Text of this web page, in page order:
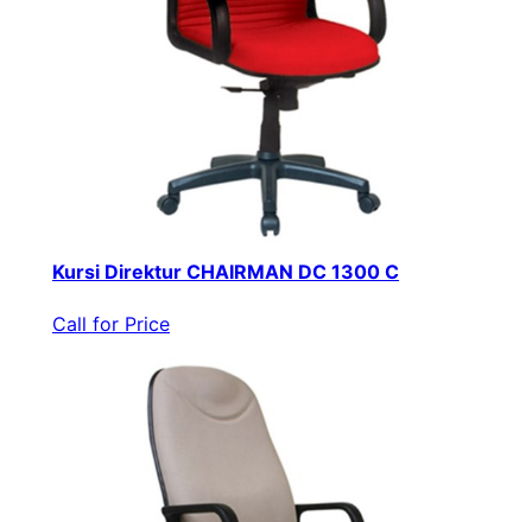
Kursi Direktur CHAIRMAN DC 1300 C
Call for Price